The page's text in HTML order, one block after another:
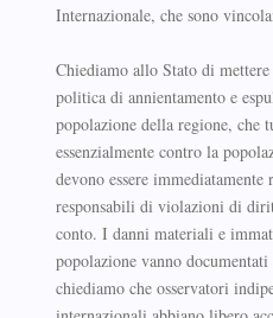
Internazionale, che sono
Chiediamo allo Stato di
politica di annientamento e
popolazione della regione, che
essenzialmente contro la
devono essere
responsabili di violazioni di
conto. I danni materiali e
popolazione vanno
chiediamo che osservatori